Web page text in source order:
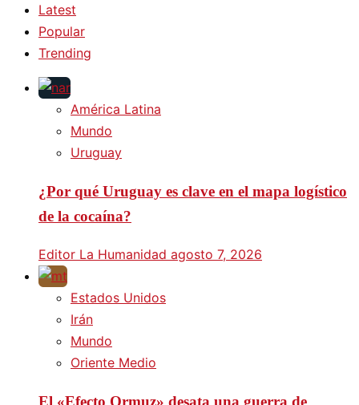
Latest
Popular
Trending
América Latina
Mundo
Uruguay
¿Por qué Uruguay es clave en el mapa logístico
de la cocaína?
Editor La Humanidad agosto 7, 2026
Estados Unidos
Irán
Mundo
Oriente Medio
El «Efecto Ormuz» desata una guerra de